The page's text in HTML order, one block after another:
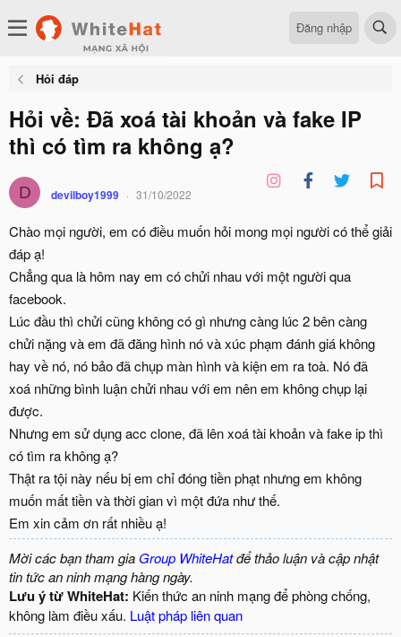
Đăng nhập
Hỏi đáp
Hỏi về: Đã xoá tài khoản và fake IP
thì có tìm ra không ạ?
D devilboy1999 31/10/2022
Chào mọi người, em có điều muốn hỏi mong mọi người có thể giải
đáp ạ!
Chẳng qua là hôm nay em có chửi nhau với một người qua
facebook.
Lúc đầu thì chửi cũng không có gì nhưng càng lúc 2 bên càng
chửi nặng và em đã đăng hình nó và xúc phạm đánh giá không
hay về nó, nó bảo đã chụp màn hình và kiện em ra toà. Nó đã
xoá những bình luận chửi nhau với em nên em không chụp lại
được.
Nhưng em sử dụng acc clone, đã lên xoá tài khoản và fake ip thì
có tìm ra không ạ?
Thật ra tội này nếu bị em chỉ đóng tiền phạt nhưng em không
muốn mất tiền và thời gian vì một đứa như thế.
Em xin cảm ơn rất nhiều ạ!
Mời các bạn tham gia Group WhiteHatđể thảo luận và cập nhật
tin tức an ninh mạng hàng ngày.
Lưu ý từ WhiteHat: Kiến thức an ninh mạng để phòng chống,
không làm điều xấu. Luật pháp liên quan